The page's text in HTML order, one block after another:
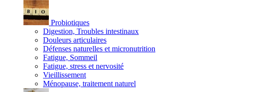
Probiotiques
Digestion, Troubles intestinaux
Douleurs articulaires
Défenses naturelles et micronutrition
Fatigue, Sommeil
Fatigue, stress et nervosité
Vieillissement
Ménopause, traitement naturel